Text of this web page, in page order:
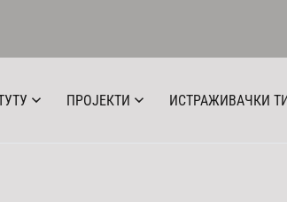
ПРОЈЕКТИ ИСТРАЖИВАЧКИ